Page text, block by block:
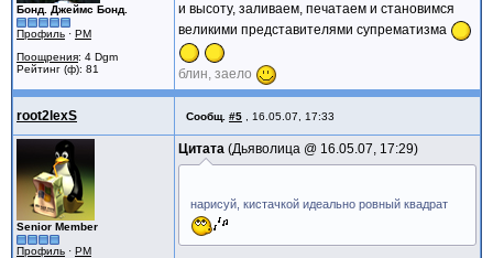
Бонд. Джеймс Бонд.
Профиль · PM
Поощрения: 4 Dgm
Рейтинг (ф): 81
и высоту, заливаем, печатаем и становимся
великими представителями супрематизма
блин, заело
root2lexS Сообщ. #5 16.05.07, 17:33
Senior Member
Профиль · PM
Цитата Дьяволица @ 16.05.07, 17:29
нарисуй, кистачкой идеально ровный квадрат